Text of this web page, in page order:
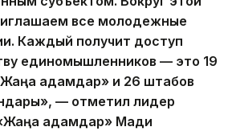
все молодежные
Каждый получит доступ
единомышленников — это 19
адамдар» и 26 штабов
— отметил лидер
адамдар» Мади